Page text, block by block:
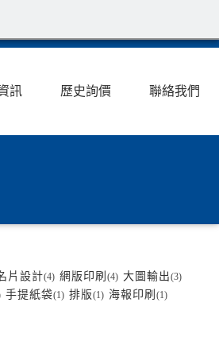
訊 歷史詢價 聯絡我們
片設計(4) 網版印刷 (4) 大圖輸出(3)
手提紙袋(1) 排版(1) 海報印刷 (1)